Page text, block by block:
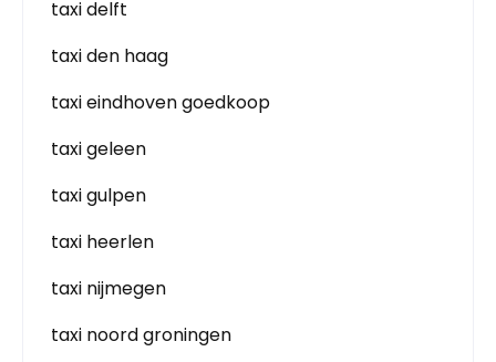
taxi delft
taxi den haag
taxi eindhoven goedkoop
taxi geleen
taxi gulpen
taxi heerlen
taxi nijmegen
taxi noord groningen